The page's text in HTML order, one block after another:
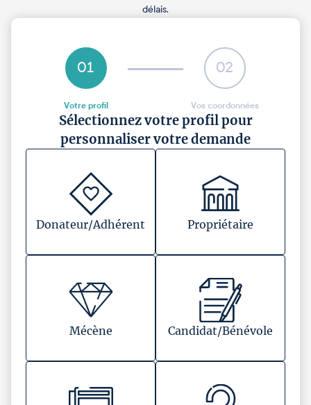
délais.
01
Votre profil
02
Vos coordonnées
Sélectionnez votre profil pour
personnaliser votre demande
Donateur/Adhérent Propriétaire
Mécène Candidat/Bénévole